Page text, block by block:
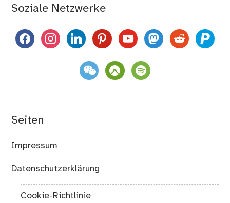
Soziale Netzwerke
facebookinstagramlinkedinpinterestyoutubemastodon
reddit paypal
weixin komootspotify
Seiten
Impressum
Datenschutzerklärung
Cookie-Richtlinie